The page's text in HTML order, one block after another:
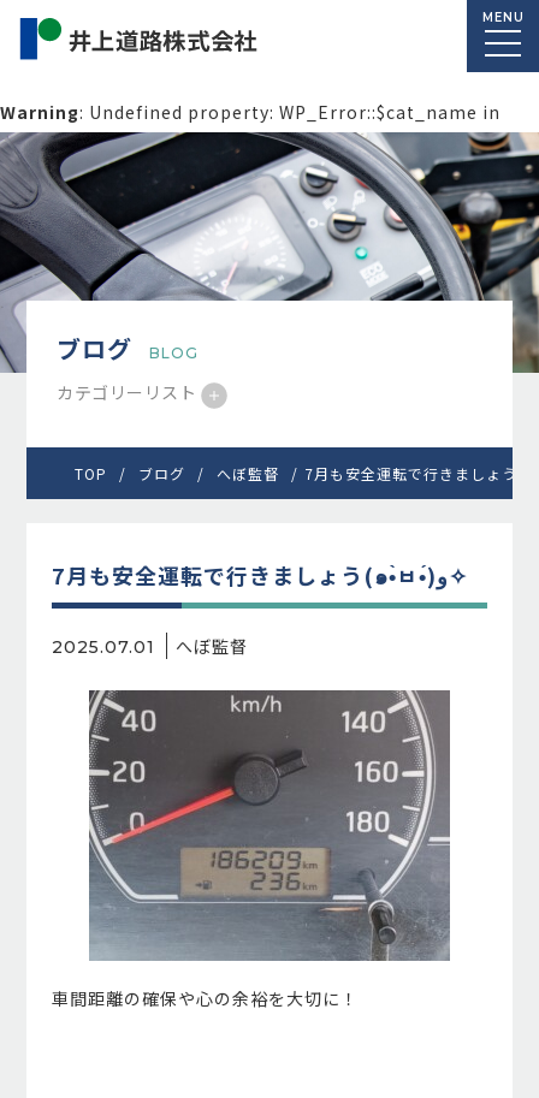
MENU
Warning: Undefined property: WP_Error::$cat_name in
/home/macolab2/inouedoro.co.jp/public_html/wp-
content/themes/inourdoro_theme_2024/single.phpon
line14
ブログ BLOG
カテゴリーリスト
TOP ブログ へぼ監督
7月も安全運転で行きましょう(๑•̀ㅂ•́)و✧
2025.07.01 へぼ監督
車間距離の確保や心の余裕を大切に！